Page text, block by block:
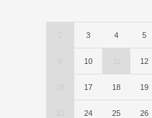
3 4 5
10 12
17 18 19
24 25 26